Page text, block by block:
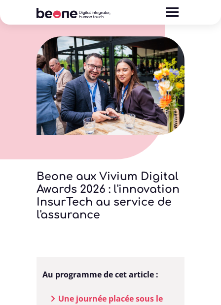
Beone aux Vivium Digital
Awards 2026 : l'innovation
InsurTech au service de
l'assurance
Au programme de cet article :
Une journée placée sous le